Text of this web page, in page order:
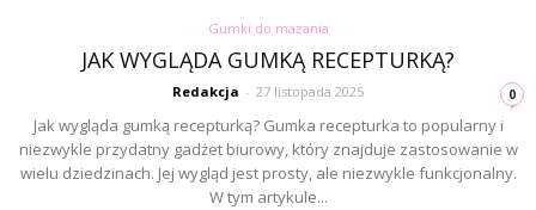
Gumki do mazania
JAK WYGLĄDA GUMKĄ RECEPTURKĄ?
Redakcja - 27 listopada 2025 0
Jak wygląda gumką recepturką? Gumka recepturka to popularny i
niezwykle przydatny gadżet biurowy, który znajduje zastosowanie w
wielu dziedzinach. Jej wygląd jest prosty, ale niezwykle funkcjonalny.
W tym artykule...